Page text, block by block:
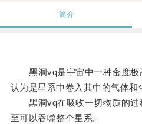
简介
黑洞vq是宇宙中一种密度极
认为是星系中卷入其中的气体和
黑洞vq在吸收一切物质的过
至可以吞噬整个星系。